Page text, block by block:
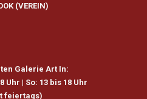
(VEREIN)
Galerie Art In:
Uhr | So: 13 bis 18 Uhr
feiertags)